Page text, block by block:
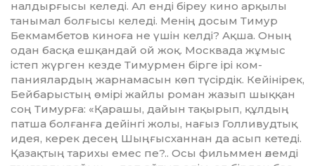
налдырғысы келеді. Ал енді бі­реу кино арқылы
танымал болғысы ке­леді. Менің досым Тимур
Бек­мамбетов киноға не үшін келді? Ақша. Оның
одан басқа ешқандай ой жоқ. Москвада жұмыс
істеп жүр­ген кезде Тимурмен бірге ірі ком­
паниялардың жарнамасын көп түсірдік. Кейінірек,
Бейба­рыс­тың өмірі жайлы роман жазып шыққан
соң Тимурға: «Қарашы, дайын тақырып, құлдың
патша болғанға дейінгі жо­лы, нағыз Голливудтық
идея, ке­рек десең Шыңғысханнан да асып кетеді.
Қазақтың тарихы емес пе?.. Осы фильммен әлемді